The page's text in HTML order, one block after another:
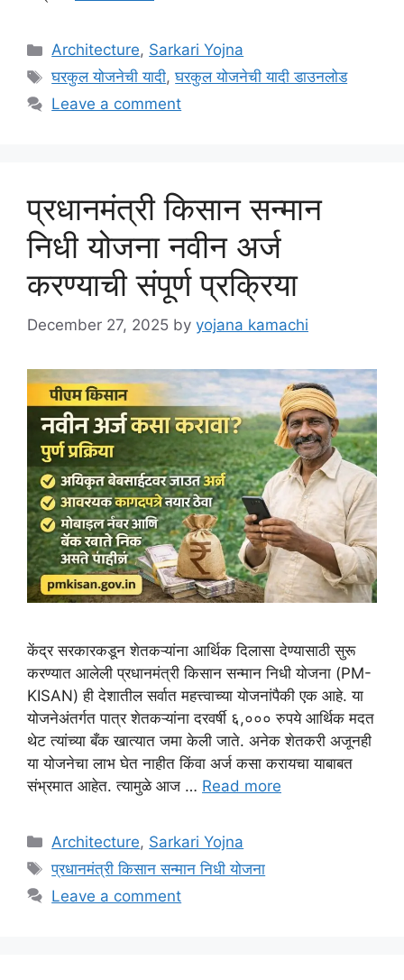
Categories
Architecture, Sarkari Yojna
Tags
घरकुल योजनेची यादी,घरकुल योजनेची यादी डाउनलोड
Leave a comment
प्रधानमंत्री किसान सन्मान
निधी योजना नवीन अर्ज
करण्याची संपूर्ण प्रक्रिया
December 27, 2025 by yojana kamachi
केंद्र सरकारकडून शेतकऱ्यांना आर्थिक दिलासा देण्यासाठी सुरू
करण्यात आलेली प्रधानमंत्री किसान सन्मान निधी योजना (PM-
KISAN) ही देशातील सर्वात महत्त्वाच्या योजनांपैकी एक आहे. या
योजनेअंतर्गत पात्र शेतकऱ्यांना दरवर्षी ६,००० रुपये आर्थिक मदत
थेट त्यांच्या बँक खात्यात जमा केली जाते. अनेक शेतकरी अजूनही
या योजनेचा लाभ घेत नाहीत किंवा अर्ज कसा करायचा याबाबत
संभ्रमात आहेत. त्यामुळे आज … Read more
Categories
Architecture, Sarkari Yojna
Tags
प्रधानमंत्री किसान सन्मान निधी योजना
Leave a comment